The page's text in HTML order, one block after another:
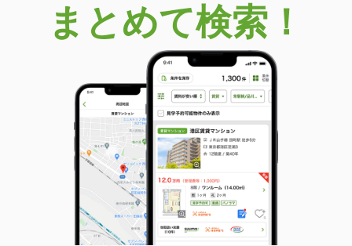
まとめて検索！